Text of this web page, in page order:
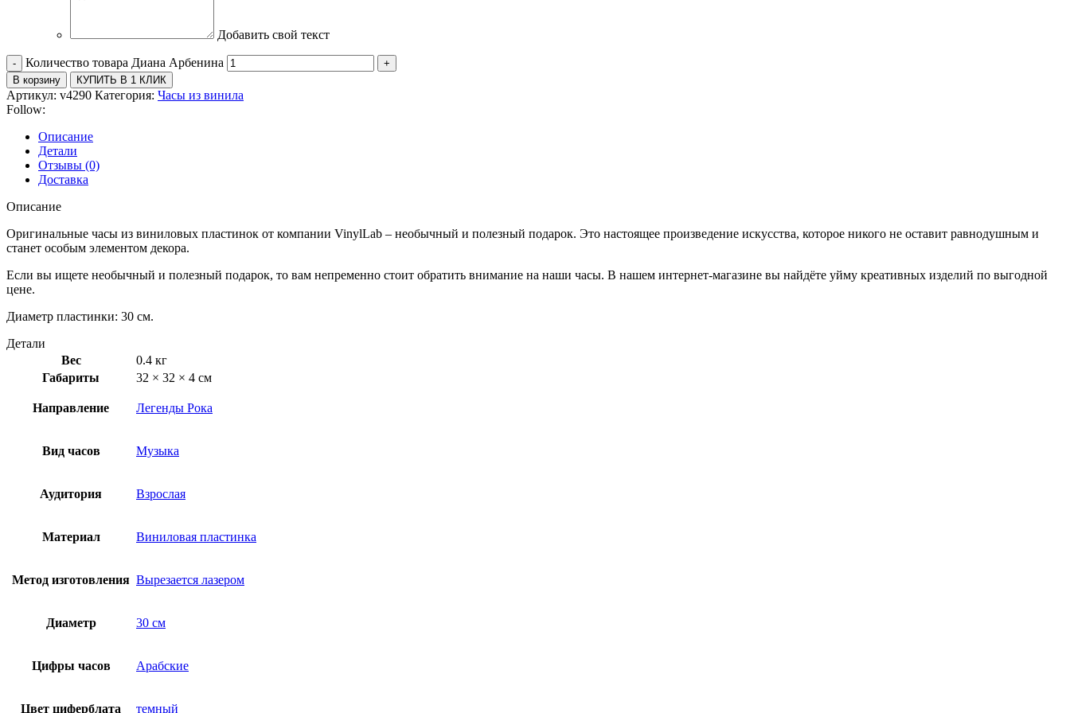
Добавить свой текст
Количество товара Диана Арбенина
В корзину КУПИТЬ В 1 КЛИК
Артикул: v4290 Категория: Часы из винила
Follow:
Описание
Детали
Отзывы (0)
Доставка
Описание
Оригинальные часы из виниловых пластинок от компании VinylLab – необычный и полезный подарок. Это настоящее произведение искусства, которое никого не оставит равнодушным и
станет особым элементом декора.
Если вы ищете необычный и полезный подарок, то вам непременно стоит обратить внимание на наши часы. В нашем интернет-магазине вы найдёте уйму креативных изделий по выгодной
цене.
Диаметр пластинки: 30 см.
Детали
Вес
0.4 кг
Габариты
32 × 32 × 4 см
Направление Легенды Рока
Вид часов Музыка
Аудитория Взрослая
Материал Виниловая пластинка
Метод изготовления Вырезается лазером
Диаметр 30 см
Цифры часов Арабские
Цвет циферблата темный